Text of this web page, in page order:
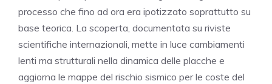
processo che fino ad ora era ipotizzato soprattutto su
base teorica. La scoperta, documentata su riviste
scientifiche internazionali, mette in luce cambiamenti
lenti ma strutturali nella dinamica delle placche e
aggiorna le mappe del rischio sismico per le coste del